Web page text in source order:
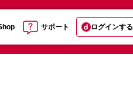
サポート ログインする